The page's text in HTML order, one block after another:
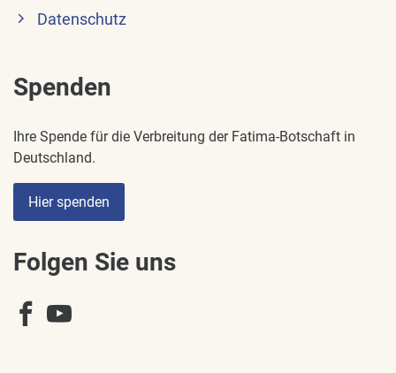
Datenschutz
Spenden
Ihre Spende für die Verbreitung der Fatima-Botschaft in
Deutschland.
Hier spenden
Folgen Sie uns